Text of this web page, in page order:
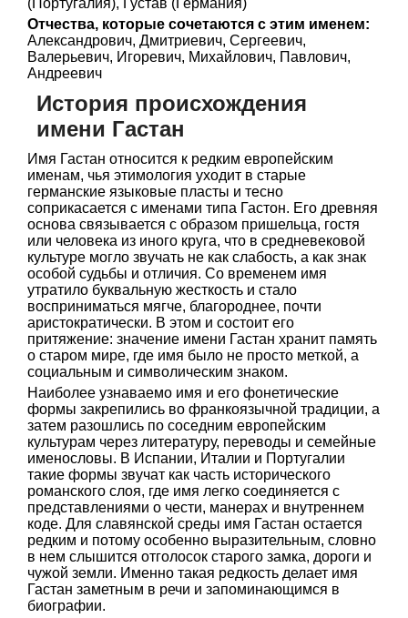
(Португалия), Густав (Германия)
Отчества, которые сочетаются с этим именем:
Александрович, Дмитриевич, Сергеевич,
Валерьевич, Игоревич, Михайлович, Павлович,
Андреевич
История происхождения
имени Гастан
Имя Гастан относится к редким европейским
именам, чья этимология уходит в старые
германские языковые пласты и тесно
соприкасается с именами типа Гастон. Его древняя
основа связывается с образом пришельца, гостя
или человека из иного круга, что в средневековой
культуре могло звучать не как слабость, а как знак
особой судьбы и отличия. Со временем имя
утратило буквальную жесткость и стало
восприниматься мягче, благороднее, почти
аристократически. В этом и состоит его
притяжение: значение имени Гастан хранит память
о старом мире, где имя было не просто меткой, а
социальным и символическим знаком.
Наиболее узнаваемо имя и его фонетические
формы закрепились во франкоязычной традиции, а
затем разошлись по соседним европейским
культурам через литературу, переводы и семейные
именословы. В Испании, Италии и Португалии
такие формы звучат как часть исторического
романского слоя, где имя легко соединяется с
представлениями о чести, манерах и внутреннем
коде. Для славянской среды имя Гастан остается
редким и потому особенно выразительным, словно
в нем слышится отголосок старого замка, дороги и
чужой земли. Именно такая редкость делает имя
Гастан заметным в речи и запоминающимся в
биографии.